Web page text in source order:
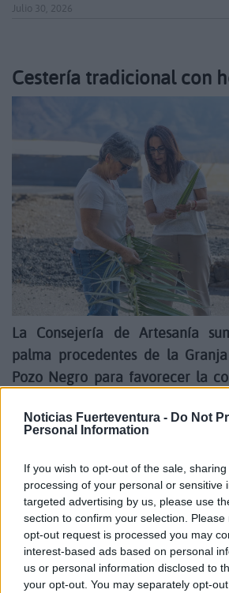
Noticias Fuerteventura - Do Not
Personal Information
If you wish to opt-out of the sale,
processing of your personal or sensitive
targeted advertising by us, please use
section to confirm your selection.
opt-out request is processed you may
interest-based ads based on personal
us or personal information disclosed to
your opt-out. You may separately opt-
Julio 30, 2026
Cestería tradicional con
La Consejería de Artesanía
palma procedentes de la
Pozo Negro para favorecer la
Julio 30, 2026
Fuerteventura entra en
por calor este viernes